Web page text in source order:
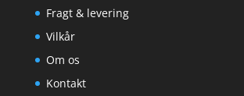
Fragt & levering
Vilkår
Om os
Kontakt